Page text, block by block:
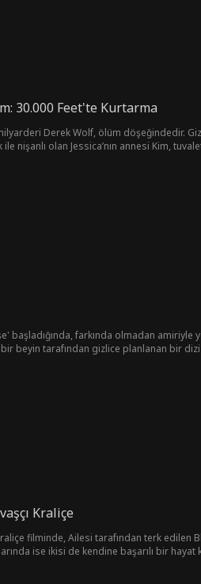
30.000 Feet'te Kurtarma
Derek Wolf, ölüm döşeğindedir.
ile nişanlı olan Jessica’nın annesi Kim,
başladığında, farkında olmadan
beyin tarafından gizlice planlanan bir
Kraliçe
filminde, Ailesi tarafından terk
ise ikisi de kendine başarılı bir